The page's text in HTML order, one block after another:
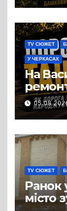
міста,
TV СЮЖЕТ
У ЧЕРКАСАХ
На
від
TV СЮЖЕТ
Ранок
місто